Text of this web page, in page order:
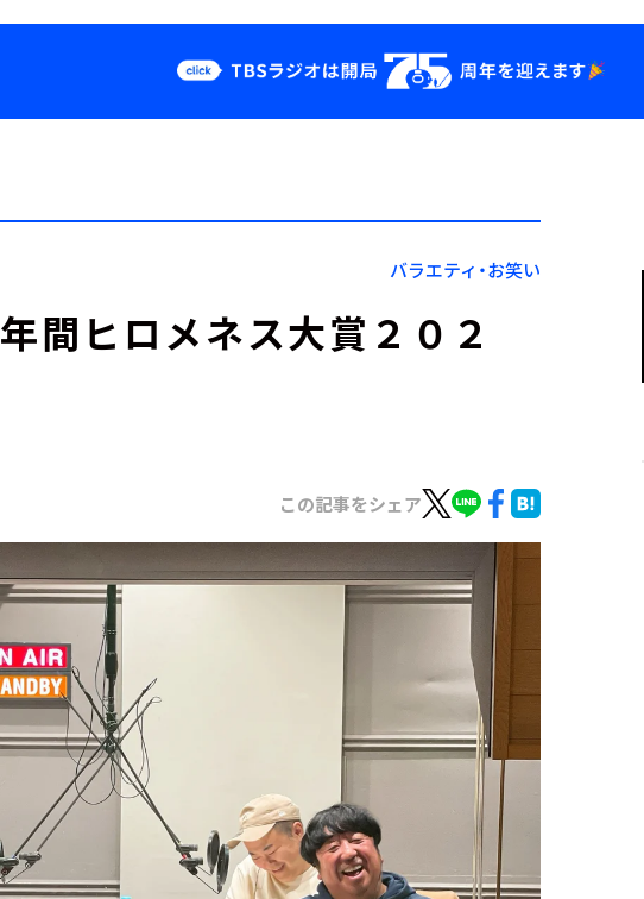
Podcast
YouTube
会社情報
バラエティ・お笑い
間ヒロメネス大賞２０２
この記事をシェア